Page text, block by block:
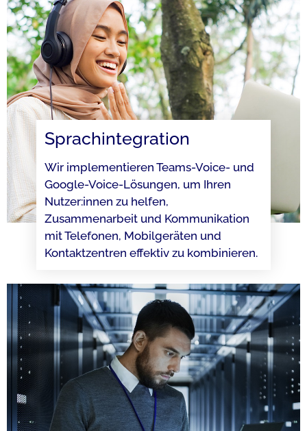
Sprachintegration
Wir implementieren Teams-Voice- und
Google-Voice-Lösungen, um Ihren
Nutzer:innen zu helfen,
Zusammenarbeit und Kommunikation
mit Telefonen, Mobilgeräten und
Kontaktzentren effektiv zu kombinieren.